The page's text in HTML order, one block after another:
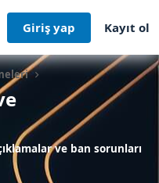
Giriş yap Kayıt ol
ve ban sorunları